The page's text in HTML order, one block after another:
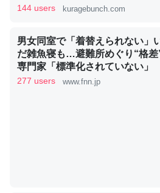
昆虫ってカルシウム少ないのか。
─ニュース :: 【研究発表】昆虫学の大問
いのか」に関する新仮説
論文では「淡水はカルシウムも酸
利だから両方が拮抗してるのでは
いる鋏角類（カブトガニ・ウミグ
ずキチンを強化してる筈だが、酵
144 users kuragebunch.com
男女同室で「着替えられない」
だ雑魚寝も…避難所めぐり“格
専門家「標準化されていない
和8年熊本地震｜FNNプライムオ
277 users www.fnn.jp